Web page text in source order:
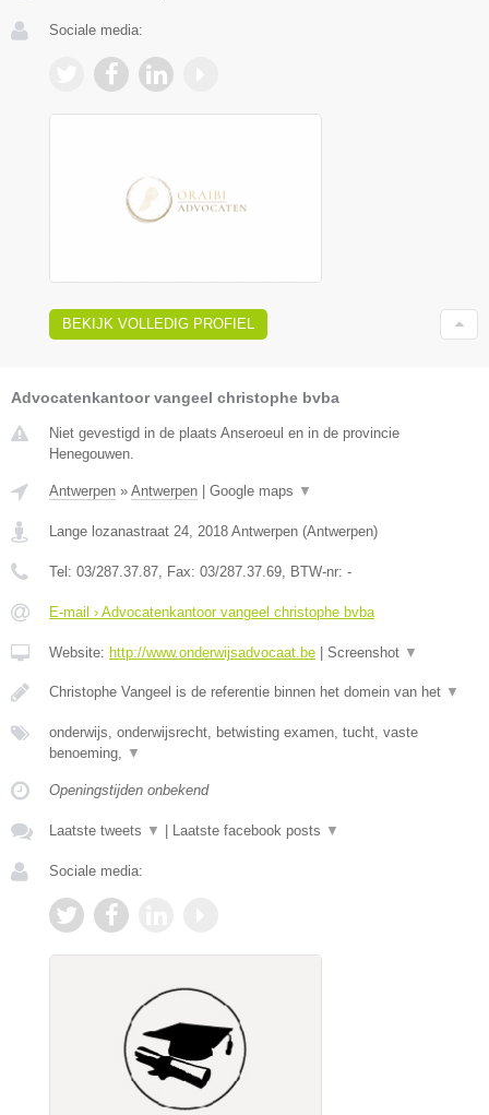
Sociale media:
BEKIJK VOLLEDIG PROFIEL
Advocatenkantoor vangeel christophe bvba
Niet gevestigd in de plaats Anseroeul en in de provincie
Henegouwen.
Antwerpen » Antwerpen Google maps ▼
Lange lozanastraat 24 2018 Antwerpen (Antwerpen)
Tel: 03/287.37.87 , Fax: 03/287.37.69 , BTW-nr: -
E-mail › Advocatenkantoor vangeel christophe bvba
Website: http://www.onderwijsadvocaat.be Screenshot ▼
Christophe Vangeel is de referentie binnen het domein van het ▼
onderwijs, onderwijsrecht, betwisting examen, tucht, vaste
benoeming,
▼
Openingstijden onbekend
Laatste tweets ▼ Laatste facebook posts ▼
Sociale media: